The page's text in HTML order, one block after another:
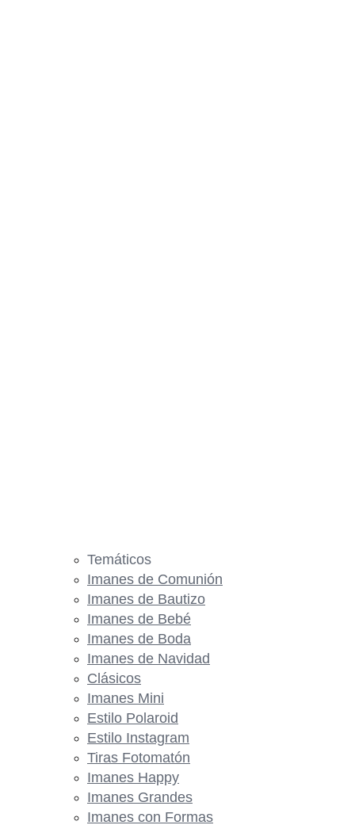
Temáticos
Imanes de Comunión
Imanes de Bautizo
Imanes de Bebé
Imanes de Boda
Imanes de Navidad
Clásicos
Imanes Mini
Estilo Polaroid
Estilo Instagram
Tiras Fotomatón
Imanes Happy
Imanes Grandes
Imanes con Formas